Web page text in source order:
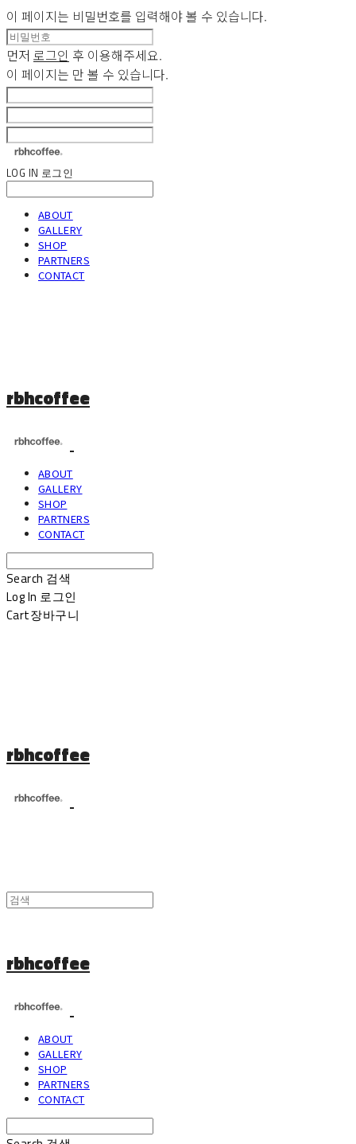
이 페이지는 비밀번호를 입력해야 볼 수 있습니다.
먼저 로그인 후 이용해주세요.
이 페이지는 만 볼 수 있습니다.
LOG IN 로그인
ABOUT
GALLERY
SHOP
PARTNERS
CONTACT
rbhcoffee
ABOUT
GALLERY
SHOP
PARTNERS
CONTACT
Search 검색
Log In 로그인
Cart장바구니
rbhcoffee
rbhcoffee
ABOUT
GALLERY
SHOP
PARTNERS
CONTACT